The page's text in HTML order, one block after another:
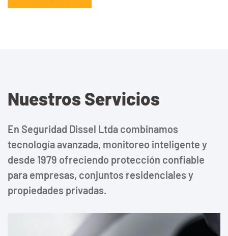
Nuestros Servicios
En Seguridad Dissel Ltda combinamos
tecnología avanzada, monitoreo inteligente y
desde 1979 ofreciendo protección confiable
para empresas, conjuntos residenciales y
propiedades privadas.